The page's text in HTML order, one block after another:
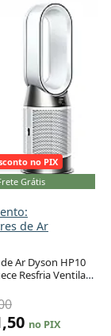
no PIX
Grátis
de Ar
Ar Dyson HP10
Resfria Ventila
no PIX
carrinho